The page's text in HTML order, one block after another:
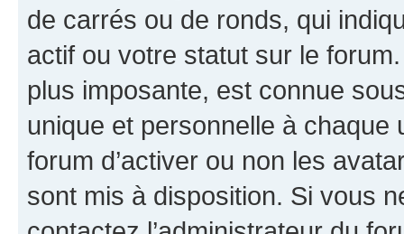
de carrés ou de ronds, qui
actif ou votre statut sur le
plus imposante, est connue
unique et personnelle à chaque
forum d’activer ou non les
sont mis à disposition. Si vous